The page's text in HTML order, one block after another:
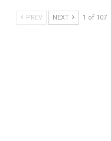
PREV NEXT 1 of 107